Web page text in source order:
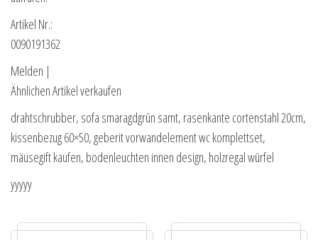
Artikel Nr.:
0090191362
Melden |
Ähnlichen Artikel verkaufen
drahtschrubber, sofa smaragdgrün samt, rasenkante cortenstahl 20cm,
kissenbezug 60×50, geberit vorwandelement wc komplettset,
mäusegift kaufen, bodenleuchten innen design, holzregal würfel
yyyyy